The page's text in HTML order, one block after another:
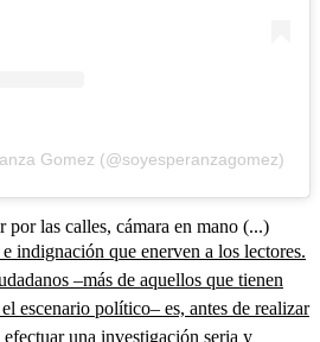
Gomez (@soyesperanzagomez)
las calles, cámara en mano (...)
indignación que enerven a los lectores.
–más de aquellos que tienen
escenario político– es, antes de realizar
una investigación seria y